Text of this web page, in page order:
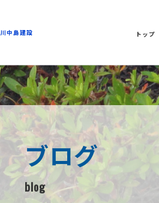
川中島建設 トップ
ブログ
blog